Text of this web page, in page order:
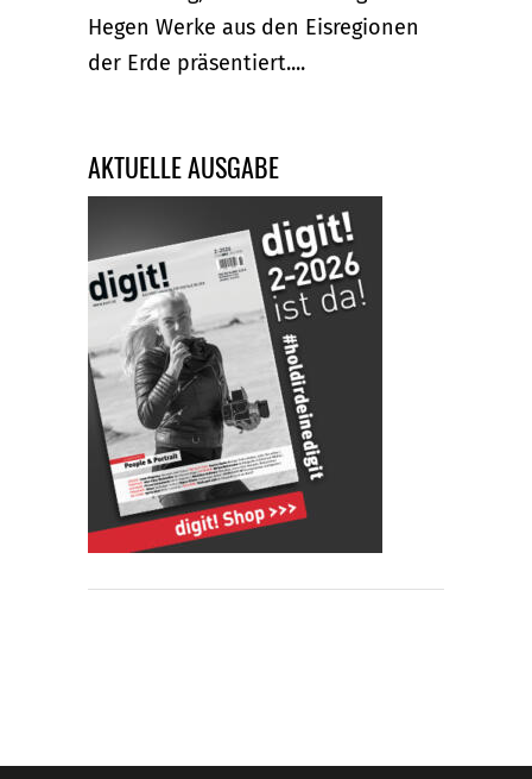
Hegen Werke aus den Eisregionen
der Erde präsentiert....
AKTUELLE AUSGABE